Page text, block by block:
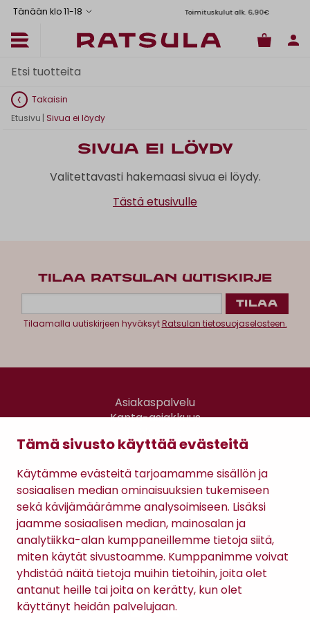
Tämä sivusto käyttää evästeitä
Käytämme evästeitä tarjoamamme sisällön ja
sosiaalisen median ominaisuuksien tukemiseen
sekä kävijämäärämme analysoimiseen. Lisäksi
jaamme sosiaalisen median, mainosalan ja
analytiikka-alan kumppaneillemme tietoja siitä,
miten käytät sivustoamme. Kumppanimme voivat
yhdistää näitä tietoja muihin tietoihin, joita olet
antanut heille tai joita on kerätty, kun olet
käyttänyt heidän palvelujaan.
Tänään klo 11-18 Toimituskulut alk. 6,90€
Takaisin
Etusivu | Sivua ei löydy
Sivua ei löydy
Valitettavasti hakemaasi sivua ei löydy.
Tästä etusivulle
TILAA RATSULAN UUTISKIRJE
Tilaamalla uutiskirjeen hyväksytRatsulan tietosuojaselosteen.
Asiakaspalvelu
Kanta-asiakkuus
Gomee Ratsula Café
Sopimusehdot
Tietosuojaseloste
Maksutavat